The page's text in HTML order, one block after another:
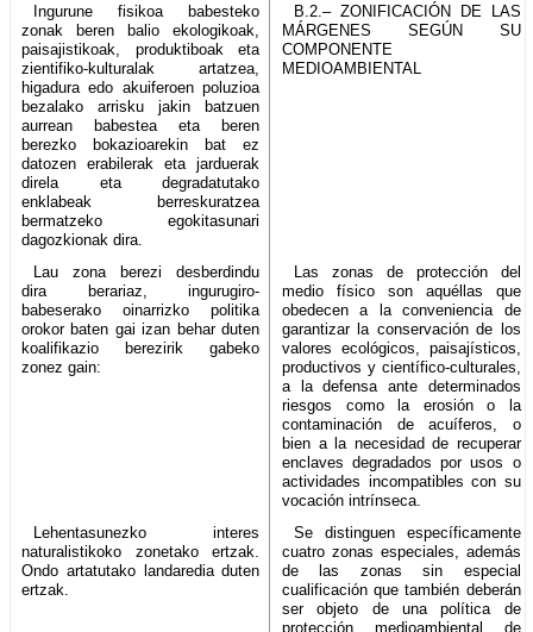
Ingurune fisikoa babesteko
zonak beren balio ekologikoak,
paisajistikoak, produktiboak eta
zientifiko-kulturalak artatzea,
higadura edo akuiferoen poluzioa
bezalako arrisku jakin batzuen
aurrean babestea eta beren
berezko bokazioarekin bat ez
datozen erabilerak eta jarduerak
direla eta degradatutako
enklabeak berreskuratzea
bermatzeko egokitasunari
dagozkionak dira.
B.2.– ZONIFICACIÓN DE LAS
MÁRGENES SEGÚN SU
COMPONENTE
MEDIOAMBIENTAL
Lau zona berezi desberdindu
dira berariaz, ingurugiro-
babeserako oinarrizko politika
orokor baten gai izan behar duten
koalifikazio berezirik gabeko
zonez gain:
Las zonas de protección del
medio físico son aquéllas que
obedecen a la conveniencia de
garantizar la conservación de los
valores ecológicos, paisajísticos,
productivos y científico-culturales,
a la defensa ante determinados
riesgos como la erosión o la
contaminación de acuíferos, o
bien a la necesidad de recuperar
enclaves degradados por usos o
actividades incompatibles con su
vocación intrínseca.
Lehentasunezko interes
naturalistikoko zonetako ertzak.
Ondo artatutako landaredia duten
ertzak.
Se distinguen específicamente
cuatro zonas especiales, además
de las zonas sin especial
cualificación que también deberán
ser objeto de una política de
protección medioambiental de